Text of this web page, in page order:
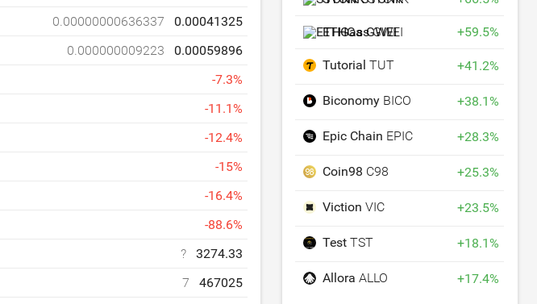
0.00000000636337
0.00041325
0.000000009223
0.00059896
-7.3%
-11.1%
-12.4%
-15%
-16.4%
-88.6%
?
3274.33
7
467025
ETHGasGWEI +59.5%
TutorialTUT +41.2%
Biconomy BICO +38.1%
Epic Chain EPIC +28.3%
Coin98 C98 +25.3%
VictionVIC +23.5%
TestTST +18.1%
AlloraALLO +17.4%